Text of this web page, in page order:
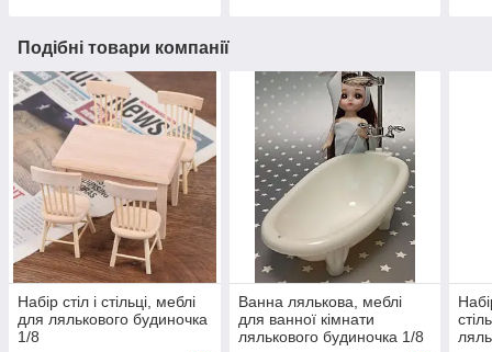
Подібні товари компанії
Набір стіл і стільці, меблі
для лялькового будиночка
1/8
Ванна лялькова, меблі
для ванної кімнати
лялькового будиночка 1/8